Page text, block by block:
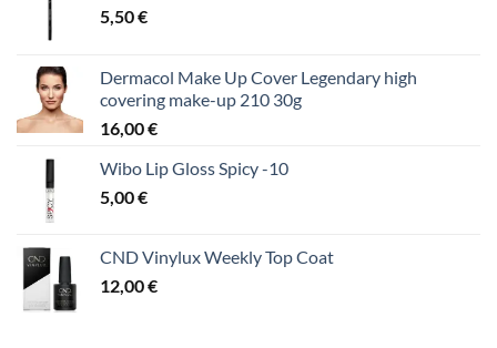
5,50€
Dermacol Make Up Cover Legendary high
covering make-up 210 30g
16,00€
Wibo Lip Gloss Spicy -10
5,00€
CND Vinylux Weekly Top Coat
12,00€